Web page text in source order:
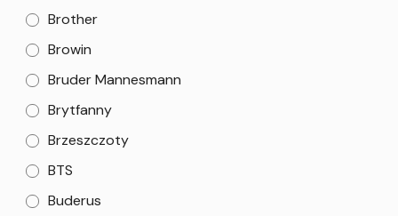
Brother
Browin
Bruder Mannesmann
Brytfanny
Brzeszczoty
BTS
Buderus